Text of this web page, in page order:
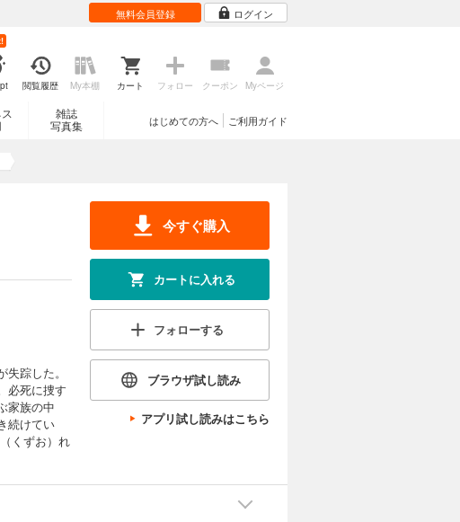
無料会員登録 ログイン
閲覧履歴 My本棚 カート フォロー クーポン Myページ
雑誌
写真集
ご利用ガイド
はじめての方へ
踪した。
必死に捜す
家族の中
続けてい
くずお）れ
今すぐ購入
カートに入れる
フォローする
ブラウザ試し読み
アプリ試し読みはこちら